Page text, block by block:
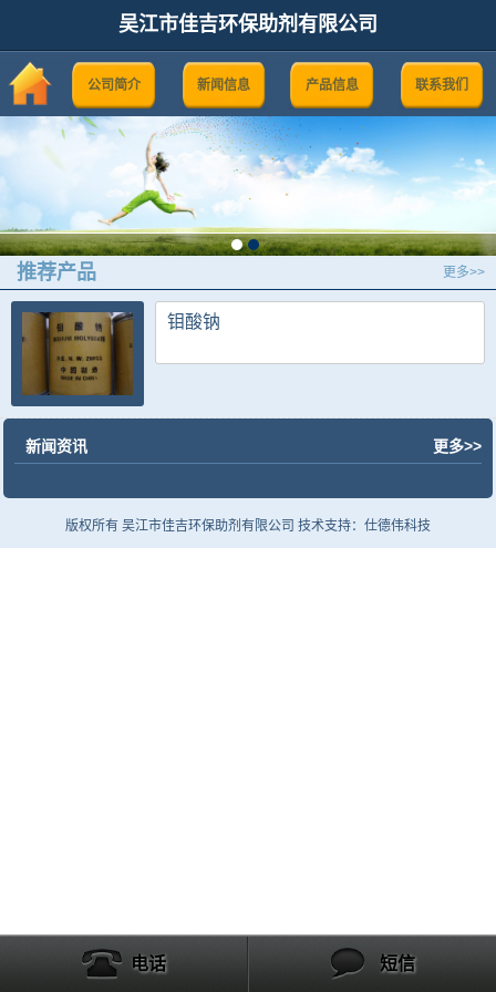
吴江市佳吉环保助剂有限公司
公司简介 新闻信息 产品信息 联系我们
推荐产品 更多>>
钼酸钠
新闻资讯 更多>>
版权所有 吴江市佳吉环保助剂有限公司 技术支持：仕德伟科技
电话 短信